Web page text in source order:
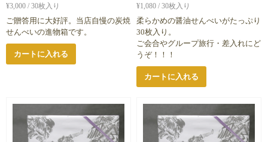
¥3,000 / 30枚入り
ご贈答用に大好評。当店自慢の炭焼
せんべいの進物箱です。
カートに入れる
¥1,080 / 30枚入り
柔らかめの醤油せんべいがたっぷり
30枚入り。
ご会合やグループ旅行・差入れにど
うぞ！！！
カートに入れる